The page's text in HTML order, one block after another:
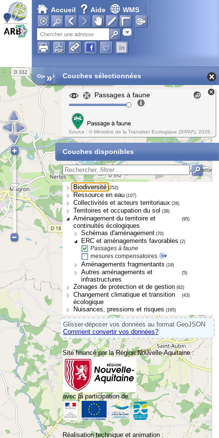
Accueil Aide WMS
Adresse
Chargement en cours...
Open Street Map
» Couches sélectionnées
Passages à faune
Source : © Ministère de la Transition Ecologique (SIPAF), 2026.
Couches disponibles
Biodiversité (252)
Ressource en eau (107)
Collectivités et acteurs territoriaux (26)
Territoires et occupation du sol (38)
Aménagement du territoire et
continuités écologiques
(95)
Schémas d'aménagement (70)
ERC et aménagements favorables (2)
Passages à faune
mesures compensatoires
Aménagements fragmentants (18)
Autres aménagements et
infrastructures
(5)
Zonages de protection et de gestion (82)
Changement climatique et transition
écologique
(43)
Nuisances, pressions et risques (165)
Glisser-déposer vos données au format GeoJSON
Comment convertir vos données?
Site financé par la Région Nouvelle-Aquitaine :
avec la participation de :
Réalisation technique et animation :